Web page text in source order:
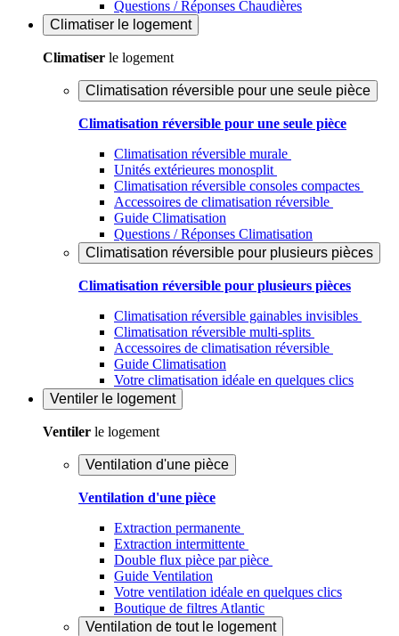
Questions / Réponses Chaudières
Climatiser le logement
Climatiser le logement
Climatisation réversible pour une seule pièce
Climatisation réversible pour une seule pièce
Climatisation réversible murale
Unités extérieures monosplit
Climatisation réversible consoles compactes
Accessoires de climatisation réversible
Guide Climatisation
Questions / Réponses Climatisation
Climatisation réversible pour plusieurs pièces
Climatisation réversible pour plusieurs pièces
Climatisation réversible gainables invisibles
Climatisation réversible multi-splits
Accessoires de climatisation réversible
Guide Climatisation
Votre climatisation idéale en quelques clics
Ventiler le logement
Ventiler le logement
Ventilation d'une pièce
Ventilation d'une pièce
Extraction permanente
Extraction intermittente
Double flux pièce par pièce
Guide Ventilation
Votre ventilation idéale en quelques clics
Boutique de filtres Atlantic
Ventilation de tout le logement